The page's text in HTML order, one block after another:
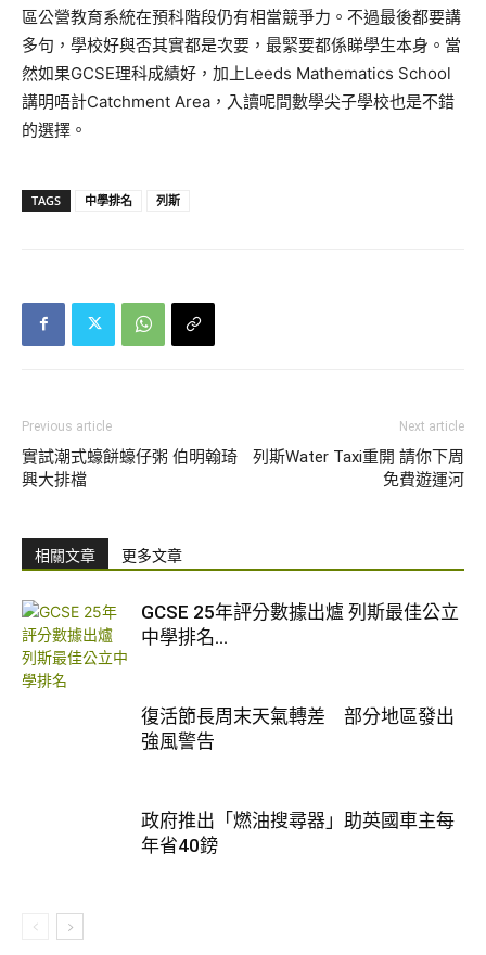
區公營教育系統在預科階段仍有相當競爭力。不過最後都要講
多句，學校好與否其實都是次要，最緊要都係睇學生本身。當
然如果GCSE理科成績好，加上Leeds Mathematics School
講明唔計Catchment Area，入讀呢間數學尖子學校也是不錯
的選擇。
TAGS 中學排名 列斯
Previous article
實試潮式蠔餅蠔仔粥 伯明翰琦
興大排檔
Next article
列斯Water Taxi重開 請你下周
免費遊運河
相關文章 更多文章
GCSE 25年評分數據出爐 列斯最佳公立
中學排名...
復活節長周末天氣轉差 部分地區發出
強風警告
政府推出「燃油搜尋器」助英國車主每
年省40鎊